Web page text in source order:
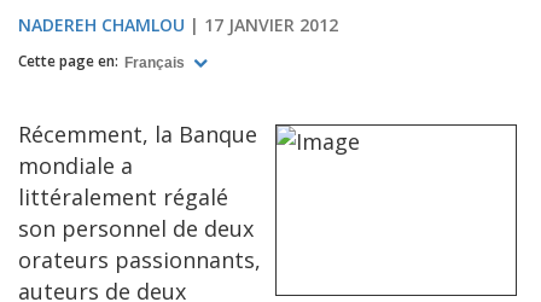
NADEREH CHAMLOU 17 JANVIER 2012
Cette page en: Français
Récemment, la Banque
mondiale a
littéralement régalé
son personnel de deux
orateurs passionnants,
auteurs de deux